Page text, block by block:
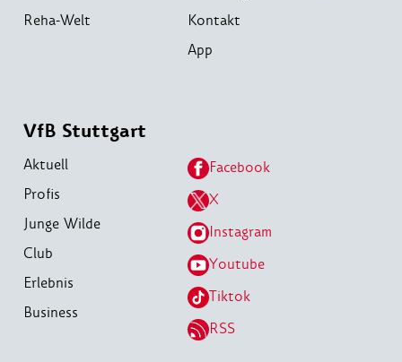
Reha-Welt
Kontakt
App
VfB Stuttgart
Aktuell
Profis
Junge Wilde
Club
Erlebnis
Business
Facebook
X
Instagram
Youtube
Tiktok
RSS